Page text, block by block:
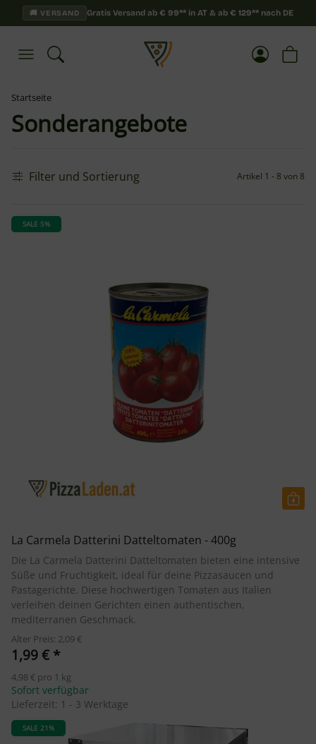
🚚 VERSAND Gratis Versand ab € 99** in AT & ab € 129** nach DE
Startseite
Sonderangebote
Filter und Sortierung Artikel 1 - 8 von 8
SALE 5%
La Carmela Datterini Datteltomaten - 400g
Die La Carmela Datterini Datteltomaten bieten eine intensive
Süße und Fruchtigkeit, ideal für deine Pizzasaucen und
Pastagerichte. Diese hochwertigen Tomaten aus Italien
verleihen deinen Gerichten einen authentischen,
mediterranen Geschmack.
Alter Preis: 2,09 €
1,99 € *
4,98 € pro 1 kg
Sofort verfügbar
Lieferzeit: 1 - 3 Werktage
SALE 21%